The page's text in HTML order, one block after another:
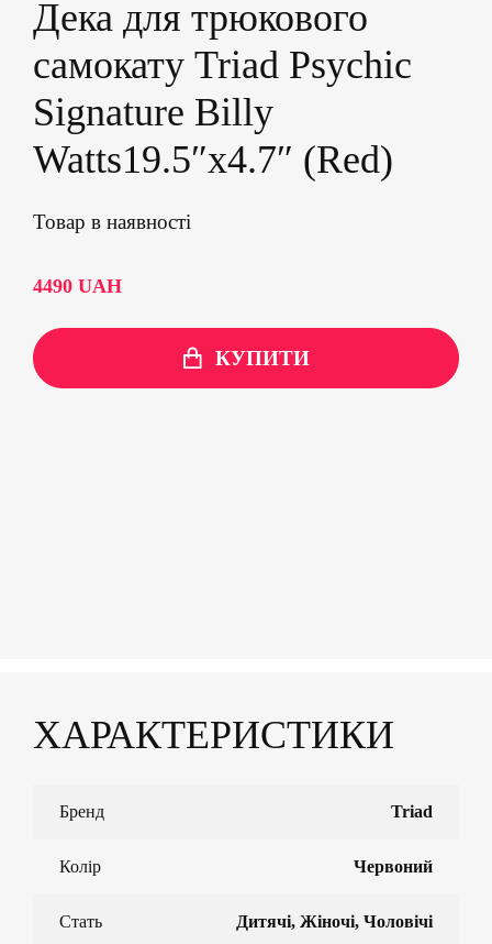
Дека для трюкового
самокату Triad Psychic
Signature Billy
Watts19.5″х4.7″ (Red)
Товар в наявності
4490 UAH
КУПИТИ
ХАРАКТЕРИСТИКИ
Бренд Triad
Колір Червоний
Стать Дитячі, Жіночі, Чоловічі